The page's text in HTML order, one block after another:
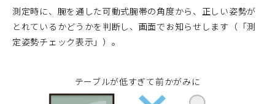
測定時に、腕を通した可動式腕帯の角度から、正しい姿勢が
とれているかどうかを判断し、画面でお知らせします（「測
定姿勢チェック表示」）。
テーブルが低すぎて前かがみに